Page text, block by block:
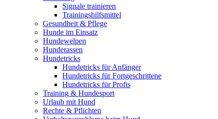
Signale trainieren
Trainingshilfsmittel
Gesundheit & Pflege
Hunde im Einsatz
Hundewelpen
Hunderassen
Hundetricks
Hundetricks für Anfänger
Hundetricks für Fortgeschrittene
Hundetricks für Profis
Training & Hundesport
Urlaub mit Hund
Rechte & Pflichten